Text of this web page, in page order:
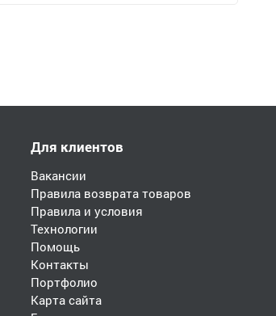
Для клиентов
Вакансии
Правила возврата товаров
Правила и условия
Технологии
Помощь
Контакты
Портфолио
Карта сайта